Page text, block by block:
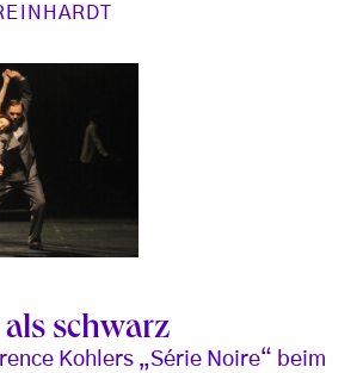
schwarz
Kohlers „Série Noire“ beim